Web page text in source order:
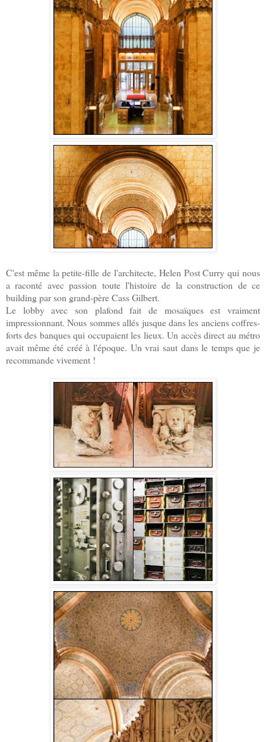
C'est même la petite-fille de l'architecte, Helen Post Curry qui nous
a raconté avec passion toute l'histoire de la construction de ce
building par son grand-père Cass Gilbert.
Le lobby avec son plafond fait de mosaïques est vraiment
impressionnant. Nous sommes allés jusque dans les anciens coffres-
forts des banques qui occupaient les lieux. Un accès direct au métro
avait même été créé à l'époque. Un vrai saut dans le temps que je
recommande vivement !